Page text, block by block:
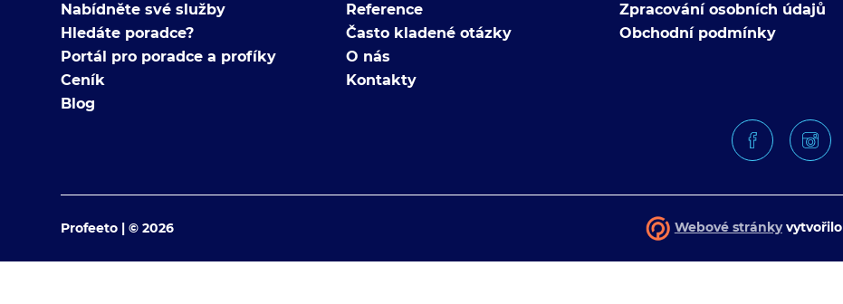
Nabídněte své služby
Hledáte poradce?
Portál pro poradce a profíky
Ceník
Blog
Reference
Často kladené otázky
O nás
Kontakty
Zpracování osobních údajů
Obchodní podmínky
Profeeto | © 2026 Webové stránkyvytvořilo